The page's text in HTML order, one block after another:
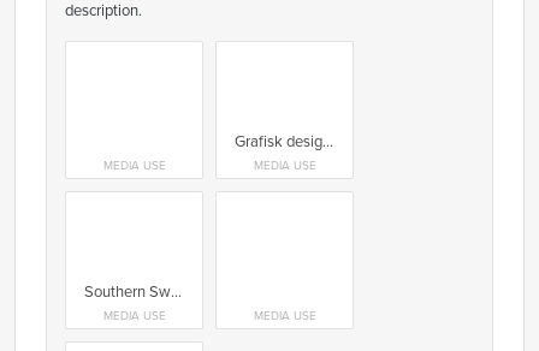
description.
MEDIA USE
Grafisk design: Madelene Wikskär
MEDIA USE
Southern Sweden Design Days 2024 innehåller 160 programpunkter på 70 platser över hela Malmö.
MEDIA USE MEDIA USE